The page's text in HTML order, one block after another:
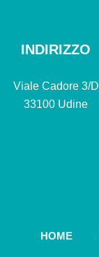
INDIRIZZO
Viale Cadore 3/D
33100 Udine
HOME